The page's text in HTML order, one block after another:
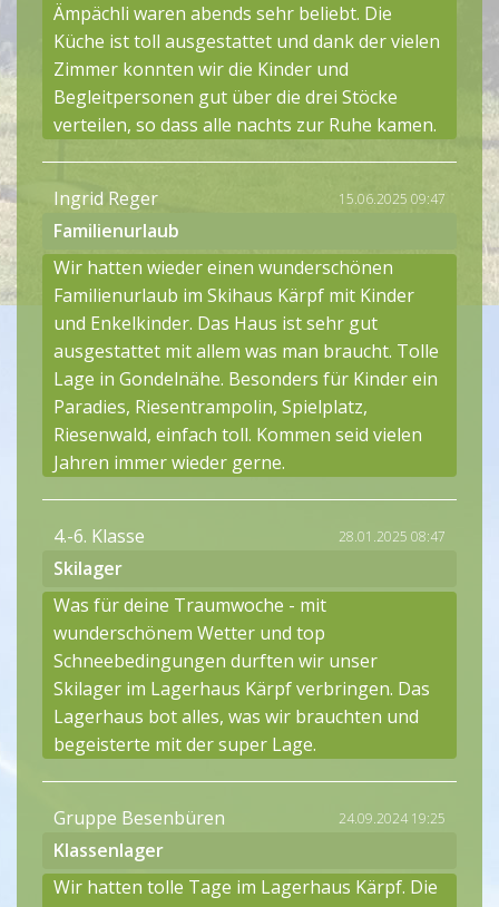
Ämpächli waren abends sehr beliebt. Die
Küche ist toll ausgestattet und dank der vielen
Zimmer konnten wir die Kinder und
Begleitpersonen gut über die drei Stöcke
verteilen, so dass alle nachts zur Ruhe kamen.
15.06.2025 09:47
Ingrid Reger
Familienurlaub
Wir hatten wieder einen wunderschönen
Familienurlaub im Skihaus Kärpf mit Kinder
und Enkelkinder. Das Haus ist sehr gut
ausgestattet mit allem was man braucht. Tolle
Lage in Gondelnähe. Besonders für Kinder ein
Paradies, Riesentrampolin, Spielplatz,
Riesenwald, einfach toll. Kommen seid vielen
Jahren immer wieder gerne.
28.01.2025 08:47
4.-6. Klasse
Skilager
Was für deine Traumwoche - mit
wunderschönem Wetter und top
Schneebedingungen durften wir unser
Skilager im Lagerhaus Kärpf verbringen. Das
Lagerhaus bot alles, was wir brauchten und
begeisterte mit der super Lage.
24.09.2024 19:25
Gruppe Besenbüren
Klassenlager
Wir hatten tolle Tage im Lagerhaus Kärpf. Die